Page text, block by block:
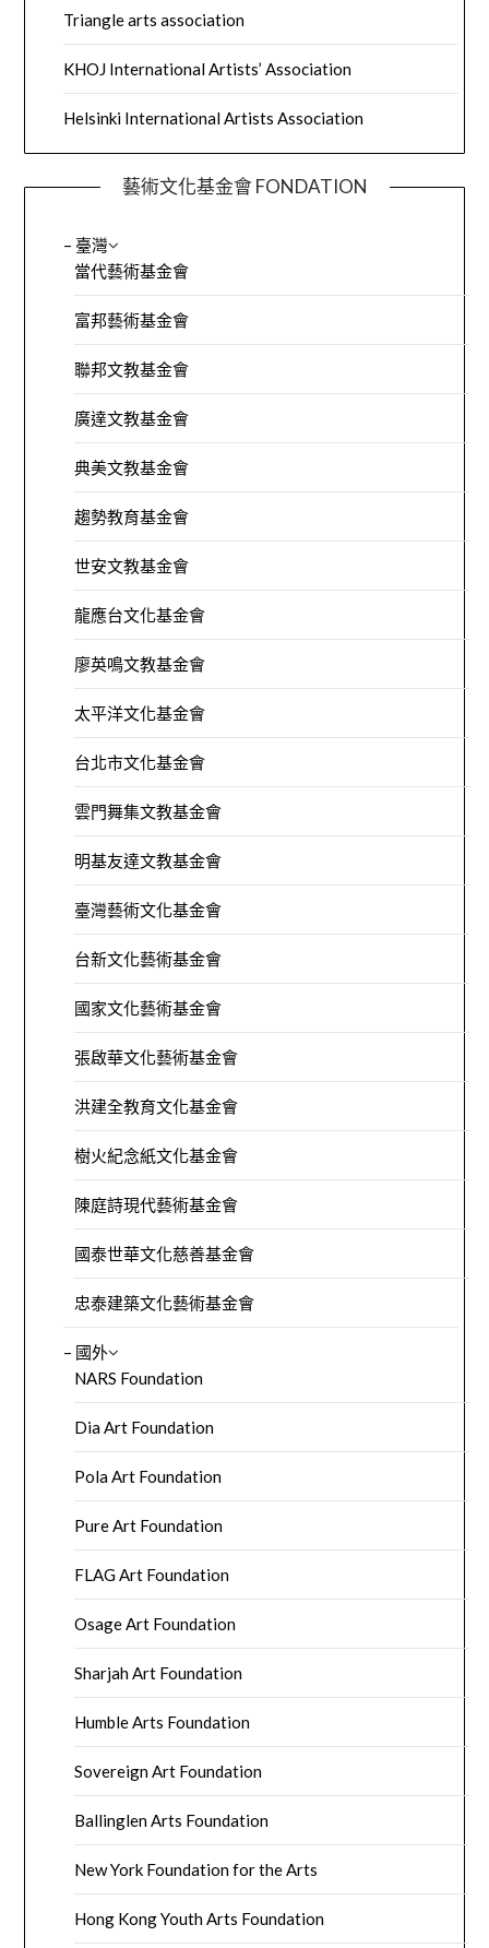
Triangle arts association
KHOJ International Artists’ Association
Helsinki International Artists Association
藝術文化基金會 FONDATION
– 臺灣
當代藝術基金會
富邦藝術基金會
聯邦文教基金會
廣達文教基金會
典美文教基金會
趨勢教育基金會
世安文教基金會
龍應台文化基金會
廖英鳴文教基金會
太平洋文化基金會
台北市文化基金會
雲門舞集文教基金會
明基友達文教基金會
臺灣藝術文化基金會
台新文化藝術基金會
國家文化藝術基金會
張啟華文化藝術基金會
洪建全教育文化基金會
樹火紀念紙文化基金會
陳庭詩現代藝術基金會
國泰世華文化慈善基金會
忠泰建築文化藝術基金會
– 國外
NARS Foundation
Dia Art Foundation
Pola Art Foundation
Pure Art Foundation
FLAG Art Foundation
Osage Art Foundation
Sharjah Art Foundation
Humble Arts Foundation
Sovereign Art Foundation
Ballinglen Arts Foundation
New York Foundation for the Arts
Hong Kong Youth Arts Foundation